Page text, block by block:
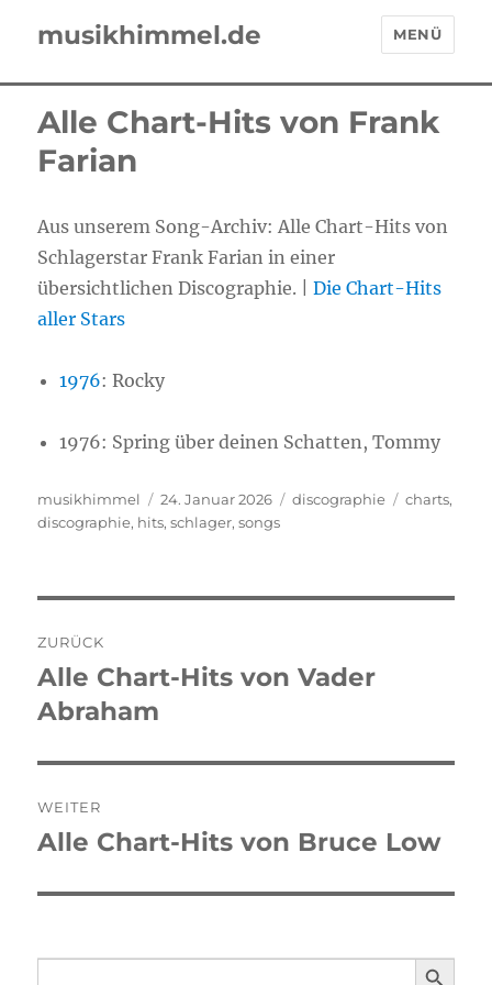
musikhimmel.de MENÜ
Alle Chart-Hits von Frank
Farian
Aus unserem Song-Archiv: Alle Chart-Hits von
Schlagerstar Frank Farian in einer
übersichtlichen Discographie. |Die Chart-Hits
aller Stars
1976:Rocky
1976: Spring über deinen Schatten, Tommy
Autor
musikhimmel
Veröffentlicht
am
24. Januar 2026 Kategorien
discographie charts,
discographie, hits,schlager,songs
ZURÜCK
Vorheriger
Beitrag:
Alle Chart-Hits von Vader
Abraham
WEITER
Nächster
Alle Chart-Hits von Bruce Low
Search
SEARCH